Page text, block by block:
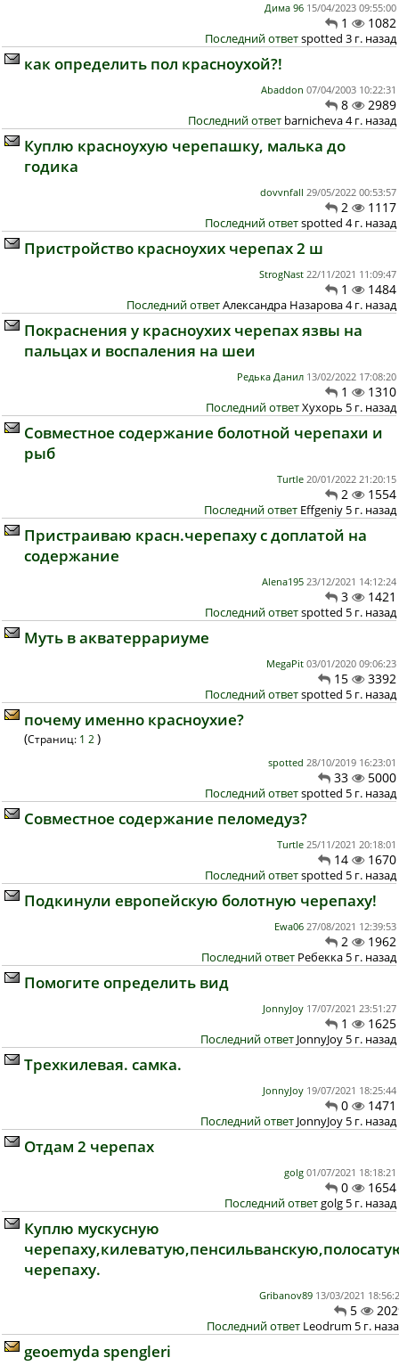
Дима 96 15/04/2023 09:55:00
1 1082
Последний ответspotted 3 г. назад
как определить пол красноухой?!
Abaddon 07/04/2003 10:22:31
8 2989
Последний ответ barnicheva 4 г. назад
Куплю красноухую черепашку, малька до
годика
dovvnfall 29/05/2022 00:53:57
2 1117
Последний ответspotted 4 г. назад
Пристройство красноухих черепах 2 ш
StrogNast 22/11/2021 11:09:47
1 1484
Последний ответАлександра Назарова 4 г. назад
Покраснения у красноухих черепах язвы на
пальцах и воспаления на шеи
Редька Данил 13/02/2022 17:08:20
1 1310
Последний ответХухорь 5 г. назад
Совместное содержание болотной черепахи и
рыб
Turtle 20/01/2022 21:20:15
2 1554
Последний ответ Effgeniy 5 г. назад
Пристраиваю красн.черепаху с доплатой на
содержание
Alena195 23/12/2021 14:12:24
3 1421
Последний ответspotted 5 г. назад
Муть в акватеррариуме
MegaPit 03/01/2020 09:06:23
15 3392
Последний ответspotted 5 г. назад
почему именно красноухие?
(Страниц: 1 2 )
spotted 28/10/2019 16:23:01
33 5000
Последний ответspotted 5 г. назад
Совместное содержание пеломедуз?
Turtle 25/11/2021 20:18:01
14 1670
Последний ответspotted 5 г. назад
Подкинули европейскую болотную черепаху!
Ewa06 27/08/2021 12:39:53
2 1962
Последний ответ Ребекка 5 г. назад
Помогите определить вид
JonnyJoy 17/07/2021 23:51:27
1 1625
Последний ответ JonnyJoy 5 г. назад
Трехкилевая. самка.
JonnyJoy 19/07/2021 18:25:44
0 1471
Последний ответ JonnyJoy 5 г. назад
Отдам 2 черепах
golg 01/07/2021 18:18:21
0 1654
Последний ответgolg 5 г. назад
Куплю мускусную
черепаху.
Gribanov89 13/03/2021
5
Последний ответ Leodrum 5 г.
geoemyda spengleri